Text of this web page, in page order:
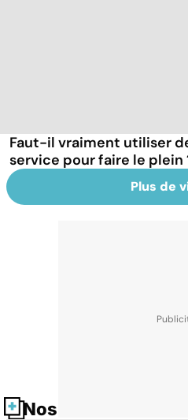
Faut-il vraiment utiliser
service pour faire le plein
Plus de
Nos fiches santé